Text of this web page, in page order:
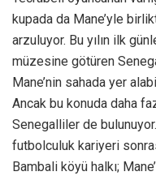
kupada da Mane’yle
arzuluyor. Bu yılın ilk
müzesine götüren
Mane’nin sahada yer
Ancak bu konuda daha
Senegalliler de
futbolculuk kariyeri
Bambali köyü halkı;